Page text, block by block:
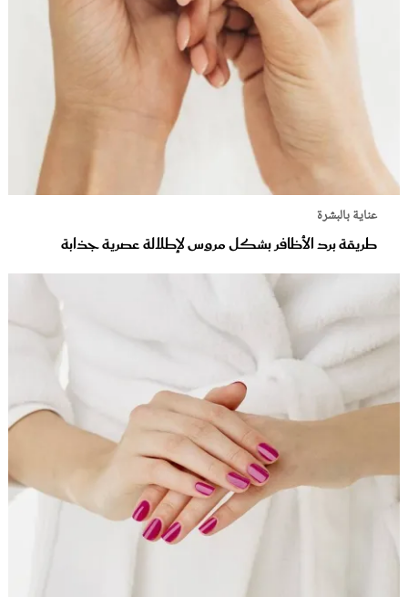
عناية بالبشرة
طريقة برد الأظافر بشكل مروس لإطلالة عصرية جذابة